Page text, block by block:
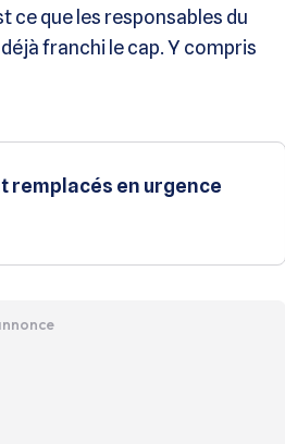
ce que les responsables du
franchi le cap. Y compris
remplacés en urgence